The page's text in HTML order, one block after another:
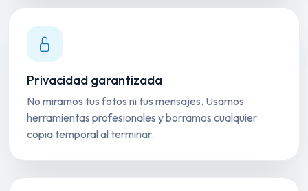
Privacidad garantizada
No miramos tus fotos ni tus mensajes. Usamos
herramientas profesionales y borramos cualquier
copia temporal al terminar.